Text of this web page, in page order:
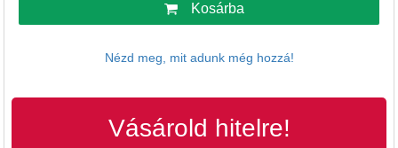
Kosárba
Nézd meg, mit adunk még hozzá!
Vásárold hitelre!